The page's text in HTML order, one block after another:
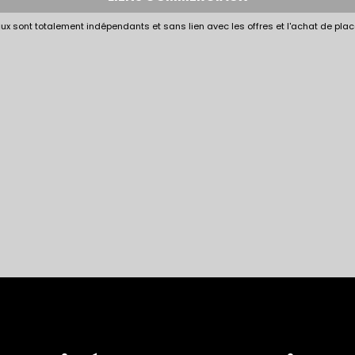
sont totalement indépendants et sans lien avec les offres et l'achat de